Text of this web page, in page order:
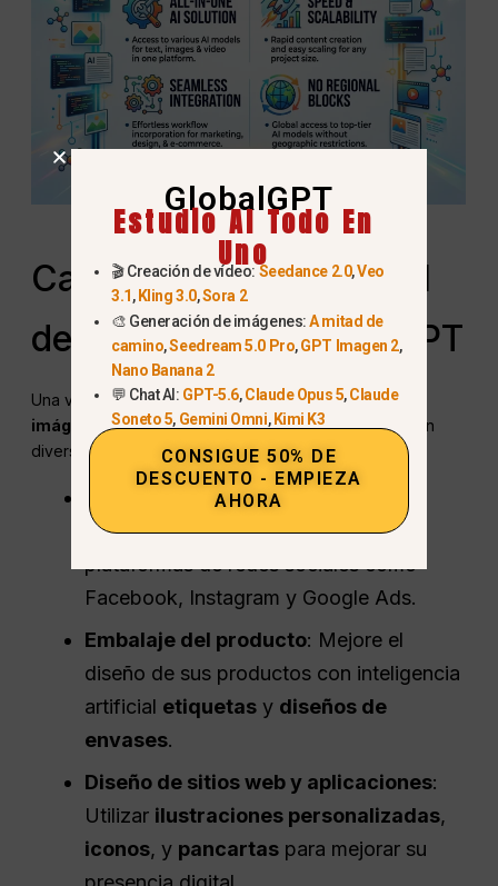
Casos de uso comercial
de las imágenes ChatGPT
Una vez que haya confirmado que suChatGPT
imágenesson conformes a la ley, puede utilizarlos en
diversos contextos empresariales:
Publicidad y redes sociales
estas imágenes para anuncios en
plataformas de redes sociales como
Facebook, Instagram y Google Ads.
Embalaje del producto: Mejore el
diseño de sus productos con inteligencia
artificial etiquetas y diseños de
envases.
Diseño de sitios web y aplicaciones:
Utilizar ilustraciones personalizadas,
iconos, y pancartas para mejorar su
GlobalGPT
Estudio AI Todo En
Uno
🎬 Creación de vídeo:Seedance 2.0,Veo
3.1,Kling 3.0,Sora 2
🎨 Generación de imágenes:A mitad de
camino,Seedream 5.0 Pro,GPT Imagen 2,
Nano Banana 2
💬 Chat AI: GPT-5.6,Claude Opus 5,Claude
Soneto 5, Gemini Omni,Kimi K3
CONSIGUE 50% DE
DESCUENTO - EMPIEZA
AHORA